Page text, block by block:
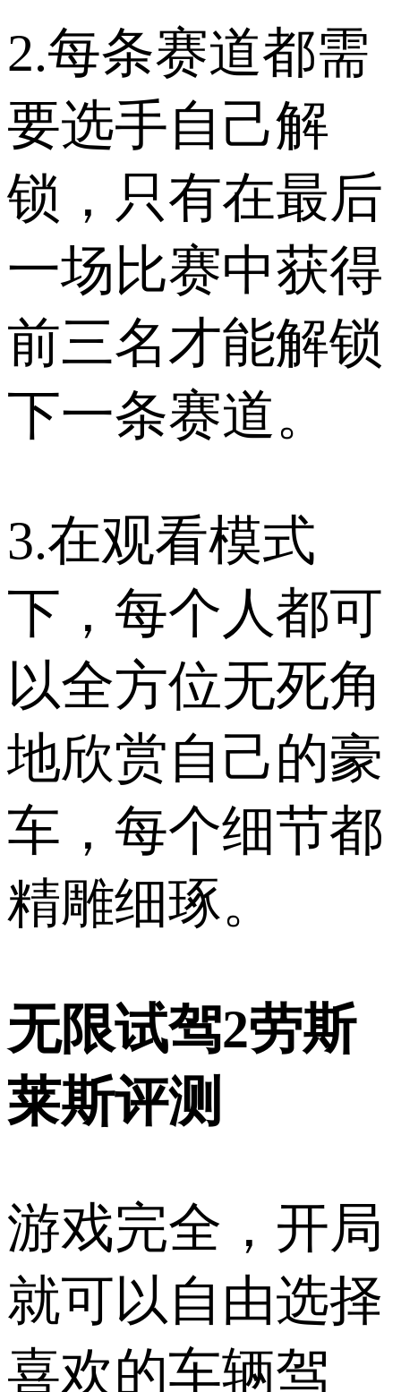
2.每条赛道都需
要选手自己解
锁，只有在最后
一场比赛中获得
前三名才能解锁
下一条赛道。
3.在观看模式
下，每个人都可
以全方位无死角
地欣赏自己的豪
车，每个细节都
精雕细琢。
无限试驾2劳斯
莱斯评测
游戏完全，开局
就可以自由选择
喜欢的车辆驾